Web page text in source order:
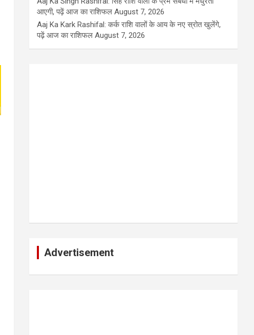
आएगी, पढ़ें आज का राशिफल August 7, 2026
Aaj Ka Kark Rashifal: कर्क राशि वालों के आय के नए स्रोत खुलेंगे,
पढ़ें आज का राशिफल August 7, 2026
Advertisement